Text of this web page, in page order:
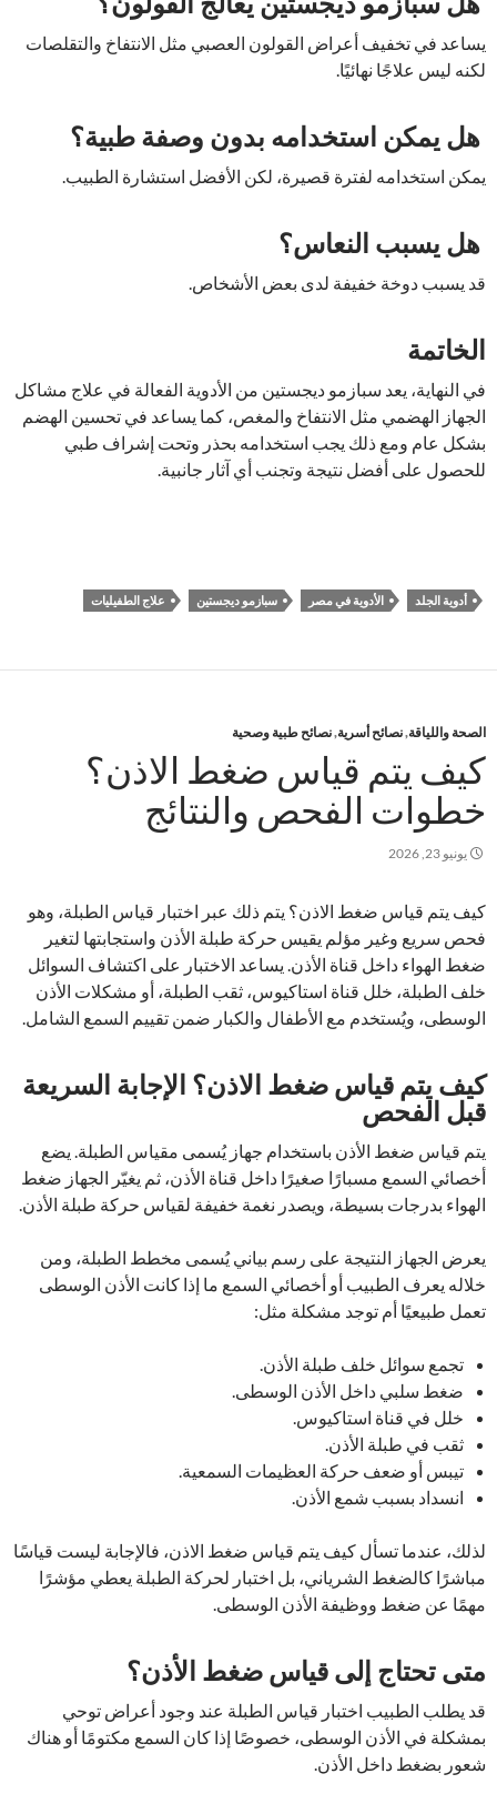
يساعد في تخفيف أعراض القولون العصبي مثل الانتفاخ والتقلصات
لكنه ليس علاجًا نهائيًا.
هل يمكن استخدامه بدون وصفة طبية؟
يمكن استخدامه لفترة قصيرة، لكن الأفضل استشارة الطبيب.
هل يسبب النعاس؟
قد يسبب دوخة خفيفة لدى بعض الأشخاص.
الخاتمة
في النهاية، يعد سبازمو ديجستين من الأدوية الفعالة في علاج مشاكل
الجهاز الهضمي مثل الانتفاخ والمغص، كما يساعد في تحسين الهضم
بشكل عام ومع ذلك يجب استخدامه بحذر وتحت إشراف طبي
للحصول على أفضل نتيجة وتجنب أي آثار جانبية.
أدوية الجلد الأدوية في مصر سبازمو ديجستين علاج الطفيليات
الصحة واللياقة,نصائح أسرية,نصائح طبية وصحية
كيف يتم قياس ضغط الاذن؟
خطوات الفحص والنتائج
يونيو 23, 2026
كيف يتم قياس ضغط الاذن؟ يتم ذلك عبر اختبار قياس الطبلة، وهو
فحص سريع وغير مؤلم يقيس حركة طبلة الأذن واستجابتها لتغير
ضغط الهواء داخل قناة الأذن. يساعد الاختبار على اكتشاف السوائل
خلف الطبلة، خلل قناة استاكيوس، ثقب الطبلة، أو مشكلات الأذن
الوسطى، ويُستخدم مع الأطفال والكبار ضمن تقييم السمع الشامل.
كيف يتم قياس ضغط الاذن؟ الإجابة السريعة
قبل الفحص
يتم قياس ضغط الأذن باستخدام جهاز يُسمى مقياس الطبلة. يضع
أخصائي السمع مسبارًا صغيرًا داخل قناة الأذن، ثم يغيّر الجهاز ضغط
الهواء بدرجات بسيطة، ويصدر نغمة خفيفة لقياس حركة طبلة الأذن.
يعرض الجهاز النتيجة على رسم بياني يُسمى مخطط الطبلة، ومن
خلاله يعرف الطبيب أو أخصائي السمع ما إذا كانت الأذن الوسطى
تعمل طبيعيًا أم توجد مشكلة مثل:
تجمع سوائل خلف طبلة الأذن.
ضغط سلبي داخل الأذن الوسطى.
خلل في قناة استاكيوس.
ثقب في طبلة الأذن.
تيبس أو ضعف حركة العظيمات السمعية.
انسداد بسبب شمع الأذن.
لذلك، عندما تسأل كيف يتم قياس ضغط الاذن، فالإجابة ليست قياسًا
مباشرًا كالضغط الشرياني، بل اختبار لحركة الطبلة يعطي مؤشرًا
مهمًا عن ضغط ووظيفة الأذن الوسطى.
متى تحتاج إلى قياس ضغط الأذن؟
قد يطلب الطبيب اختبار قياس الطبلة عند وجود أعراض توحي
بمشكلة في الأذن الوسطى، خصوصًا إذا كان السمع مكتومًا أو هناك
شعور بضغط داخل الأذن.